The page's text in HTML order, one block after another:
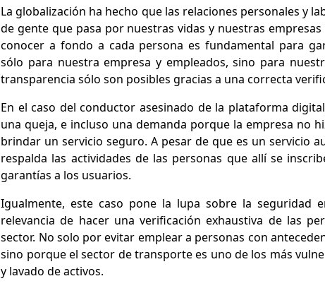
La globalización ha hecho que las relaciones personales y
de gente que pasa por nuestras vidas y nuestras empresas
conocer a fondo a cada persona es fundamental para
sólo para nuestra empresa y empleados, sino para
transparencia sólo son posibles gracias a una correcta
En el caso del conductor asesinado de la plataforma
una queja, e incluso una demanda porque la empresa no
brindar un servicio seguro. A pesar de que es un servicio
respalda las actividades de las personas que allí se
garantías a los usuarios.
Igualmente, este caso pone la lupa sobre la seguridad
relevancia de hacer una verificación exhaustiva de las
sector. No solo por evitar emplear a personas con
sino porque el sector de transporte es uno de los más
y lavado de activos.